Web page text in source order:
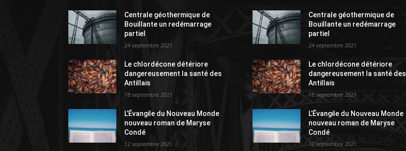
Centrale géothermique de
Bouillante un redémarrage
partiel
24 septembre 2021
Le chlordécone détériore
dangereusement la santé des
Antillais
18 septembre 2021
L’Évangile du Nouveau Monde
nouveau roman de Maryse
Condé
12 septembre 2021
Centrale géothermique de
Bouillante un redémarrage
partiel
24 septembre 2021
Le chlordécone détériore
dangereusement la santé des
Antillais
18 septembre 2021
L’Évangile du Nouveau Monde
nouveau roman de Maryse
Condé
12 septembre 2021